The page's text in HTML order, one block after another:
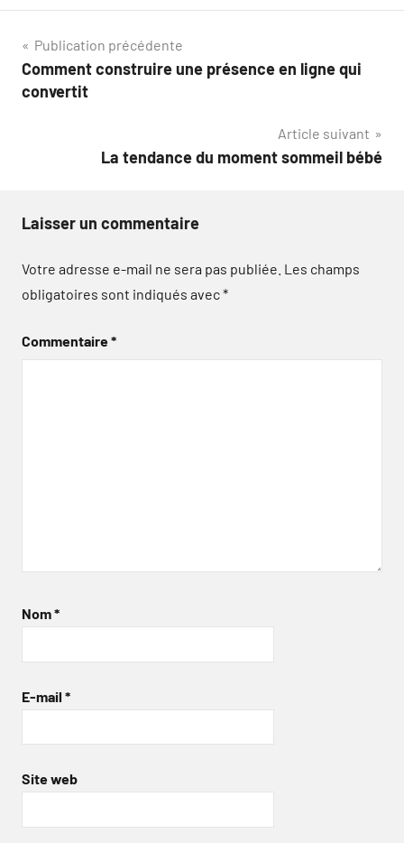
Navigation
de
Publication précédente
Comment construire une présence en ligne qui
convertit
Article suivant
La tendance du moment sommeil bébé
Laisser un commentaire
Votre adresse e-mail ne sera pas publiée. Les champs
obligatoires sont indiqués avec*
Commentaire*
Nom*
E-mail *
Site web